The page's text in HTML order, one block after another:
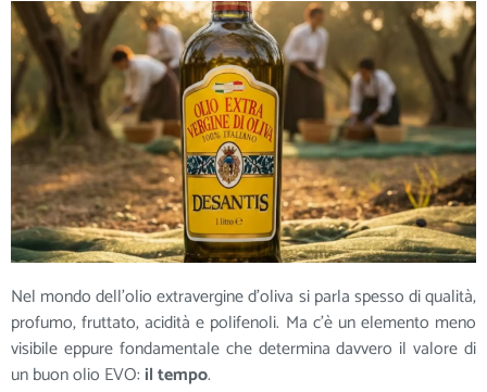
Nel mondo dell’olio extravergine d’oliva si parla spesso di qualità,
profumo, fruttato, acidità e polifenoli. Ma c’è un elemento meno
visibile eppure fondamentale che determina davvero il valore di
un buon olio EVO: il tempo.